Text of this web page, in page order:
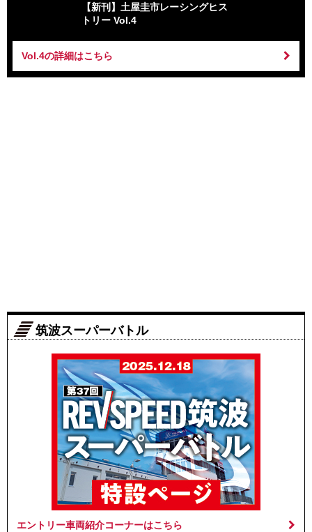
【新刊】土屋圭市レーシングヒス
トリー Vol.4
Vol.4の詳細はこちら
筑波スーパーバトル
エントリー車両紹介コーナーはこちら